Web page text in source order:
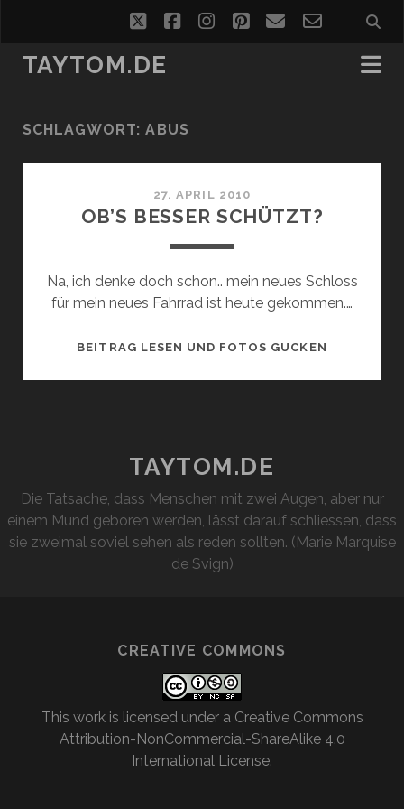
twitterfacebookinstagram
pinterest
emailemail-
form
TAYTOM.DE
SCHLAGWORT:ABUS
27. APRIL 2010
OB’S BESSER SCHÜTZT?
Na, ich denke doch schon.. mein neues Schloss
für mein neues Fahrrad ist heute gekommen.…
BEITRAG LESEN UND FOTOS GUCKEN
TAYTOM.DE
Die Tatsache, dass Menschen mit zwei Augen, aber nur
einem Mund geboren werden, lässt darauf schliessen, dass
sie zweimal soviel sehen als reden sollten. (Marie Marquise
de Svign)
CREATIVE COMMONS
This work is licensed under a Creative Commons
Attribution-NonCommercial-ShareAlike 4.0
International License.